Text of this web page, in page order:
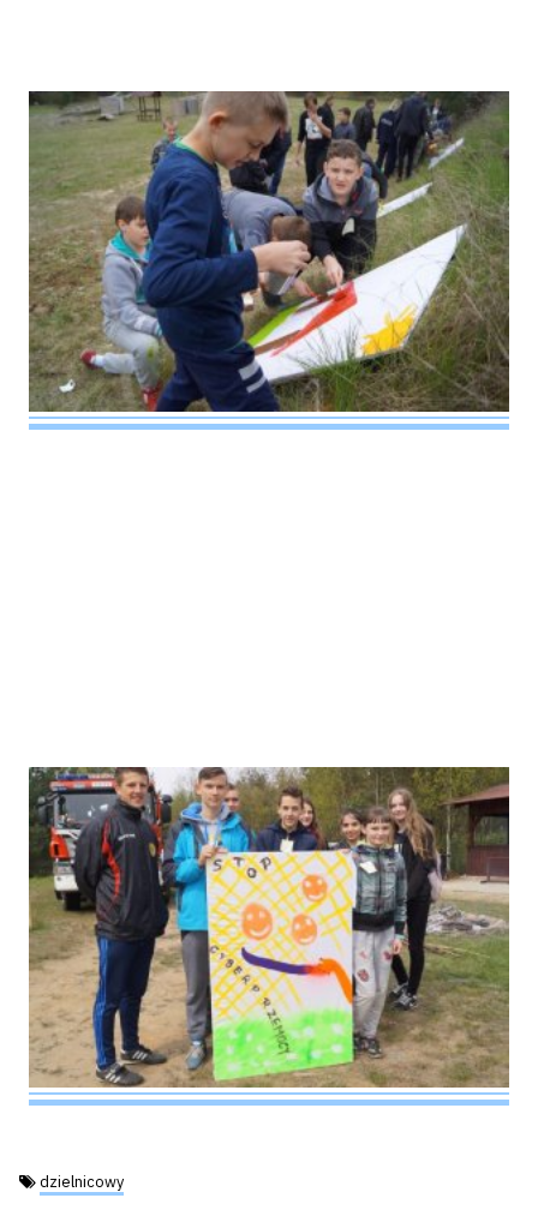
Tagi:
dzielnicowy